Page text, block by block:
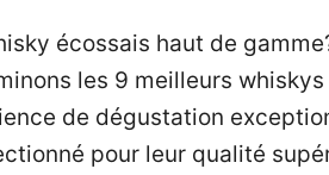
écossais haut de
les 9 meilleurs
de dégustation
pour leur qualité